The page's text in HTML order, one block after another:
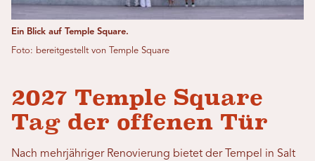
Ein Blick auf Temple Square.
Foto: bereitgestellt von Temple Square
2027 Temple Square
Tag der offenen Tür
Nach mehrjähriger Renovierung bietet der Tempel in Salt